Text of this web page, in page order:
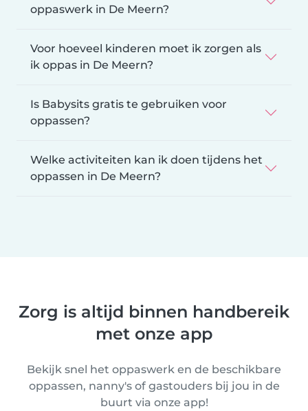
oppaswerk in De Meern?
Voor hoeveel kinderen moet ik zorgen als
ik oppas in De Meern?
Is Babysits gratis te gebruiken voor
oppassen?
Welke activiteiten kan ik doen tijdens het
oppassen in De Meern?
Zorg is altijd binnen handbereik
met onze app
Bekijk snel het oppaswerk en de beschikbare
oppassen, nanny's of gastouders bij jou in de
buurt via onze app!